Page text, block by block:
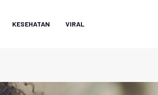
KESEHATAN VIRAL